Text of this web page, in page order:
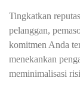
Tingkatkan
pelanggan,
komitmen Anda
menekankan
meminimalisasi